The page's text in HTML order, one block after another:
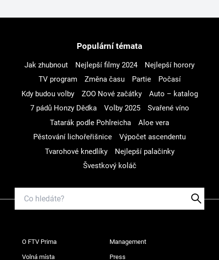
Populární témata
Jak zhubnout Nejlepší filmy 2024
Nejlepší horory
TV program
Změna času Partie
Počasí
Kdy budou volby
ZOO Nové začátky
Auto – katalog
7 pádů Honzy Dědka
Volby 2025
Svařené víno
Tatarák podle Pohlreicha
Aloe vera
Pěstování lichořeřišnice
Výpočet ascendentu
Tvarohové knedlíky
Nejlepší palačinky
Švestkový koláč
O FTV Prima Management
Volná místa Press